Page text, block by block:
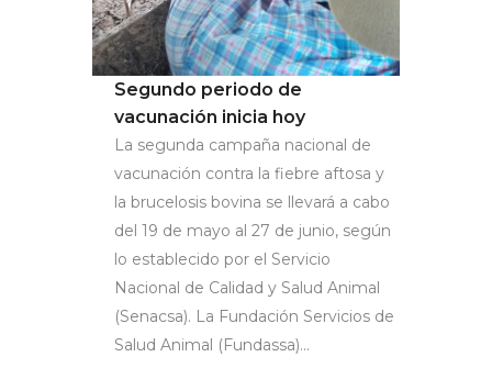
Segundo periodo de
vacunación inicia hoy
La segunda campaña nacional de
vacunación contra la fiebre aftosa y
la brucelosis bovina se llevará a cabo
del 19 de mayo al 27 de junio, según
lo establecido por el Servicio
Nacional de Calidad y Salud Animal
(Senacsa). La Fundación Servicios de
Salud Animal (Fundassa)...